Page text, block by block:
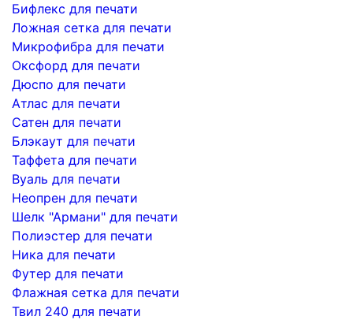
Бифлекс для печати
Ложная сетка для печати
Микрофибра для печати
Оксфорд для печати
Дюспо для печати
Атлас для печати
Сатен для печати
Блэкаут для печати
Таффета для печати
Вуаль для печати
Неопрен для печати
Шелк "Армани" для печати
Полиэстер для печати
Ника для печати
Футер для печати
Флажная сетка для печати
Твил 240 для печати